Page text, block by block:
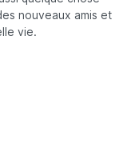
nouveaux amis et
vie.